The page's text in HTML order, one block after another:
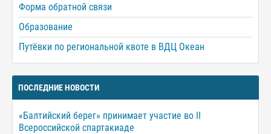
Форма обратной связи
Образование
Путёвки по региональной квоте в ВДЦ Океан
ПОСЛЕДНИЕ НОВОСТИ
«Балтийский берег» принимает участие во II
Всероссийской спартакиаде